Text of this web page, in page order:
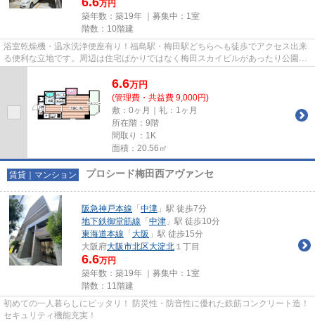
万円
築年数：築19年 ｜募集中： 1室
階数：10階建
浴室乾燥機・温水洗浄便座有り！福島駅・梅田駅どちらへも徒歩でアクセス出来
る便利な立地です。周辺は住宅ばかりではなく梅田スカイビルがあったり公園が
6.6万円
(管理費・共益費 9,000円)
敷：0ヶ月｜礼：1ヶ月
所在階：9階
間取り：1K
面積：20.56㎡
賃貸｜マンション プロシード梅田西アヴァンセ
阪急神戸本線 「 中津 」駅 徒歩7分
地下鉄御堂筋線 「 中津 」駅 徒歩10分
東海道本線 「 大阪 」駅 徒歩15分
大阪府大阪市北区大淀北 １丁目
6.6万円
築年数：築19年 ｜募集中： 1室
階数：11階建
初めての一人暮らしにピッタリ！ 防災性・防音性に優れた鉄筋コンクリート造！
セキュリティ機能充実！